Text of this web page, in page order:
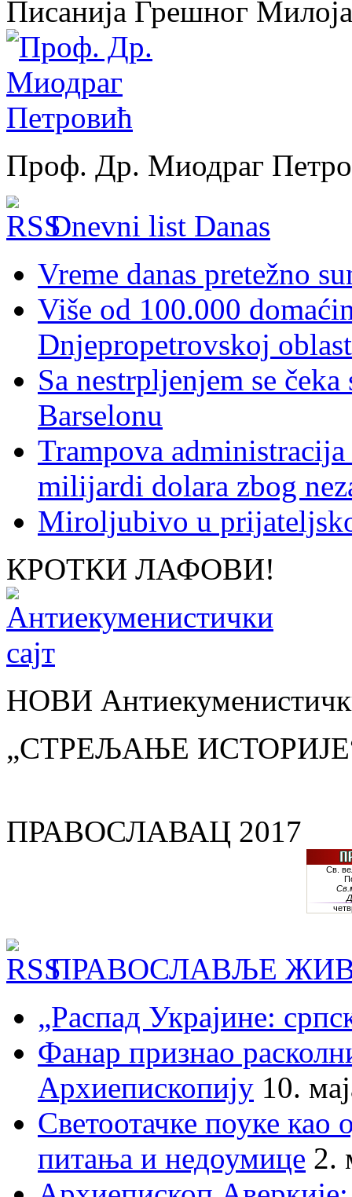
Писанија Грешног Милоја
Проф. Др. Миодраг
Dnevni list Danas
Vreme danas pretežno
Više od 100.000
Dnjepropetrovskoj
Sa nestrpljenjem se
Barselonu
Trampova
milijardi dolara zbog
Miroljubivo u
КРОТКИ ЛАФОВИ!
НОВИ
„СТРЕЉАЊЕ
ПРАВОСЛАВАЦ 2017
ПРАВОСЛАВЉЕ
„Распад Украјине:
Фанар признао
Архиепископију 10.
Светоотачке поуке као
питања и недоумице 2.